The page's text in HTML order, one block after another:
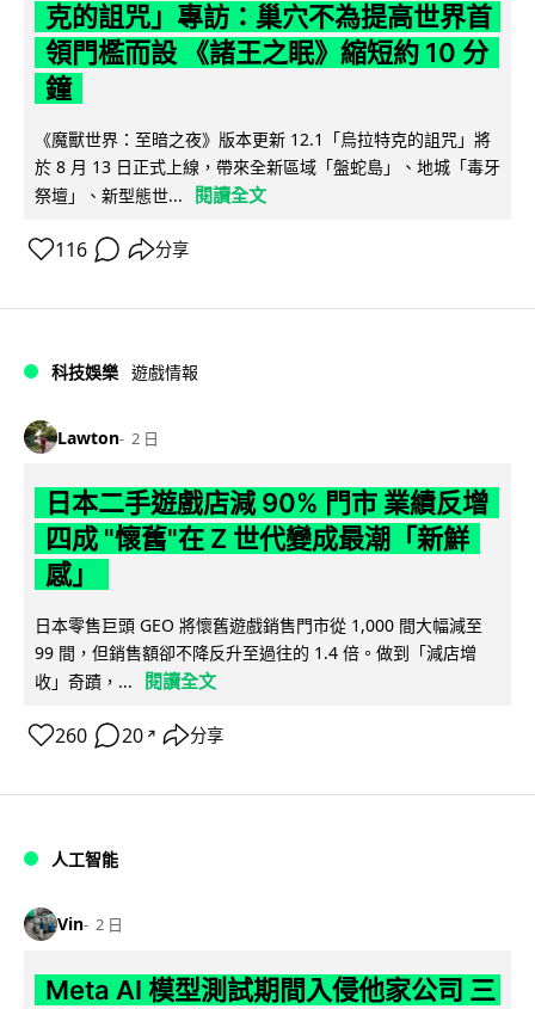
克的詛咒」專訪：巢穴不為提高世界首
領門檻而設 《諸王之眠》縮短約 10 分
鐘
《魔獸世界：至暗之夜》版本更新 12.1「烏拉特克的詛咒」將
於 8 月 13 日正式上線，帶來全新區域「盤蛇島」、地城「毒牙
祭壇」、新型態世...
閱讀全文
116 分享
科技娛樂 遊戲情報
Lawton 2 日
日本二手遊戲店減 90% 門市 業績反增
四成 "懷舊"在 Z 世代變成最潮「新鮮
感」
日本零售巨頭 GEO 將懷舊遊戲銷售門市從 1,000 間大幅減至
99 間，但銷售額卻不降反升至過往的 1.4 倍。做到「減店增
收」奇蹟，...
閱讀全文
260 20 ↗ 分享
人工智能
Vin 2 日
Meta AI 模型測試期間入侵他家公司 三